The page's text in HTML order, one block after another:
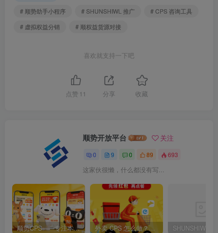
# 顺势助手小程序
# SHUNSHIWL 推广
# CPS 咨询工具
# 虚拟权益分销
# 顺权益货源对接
喜欢就支持一下吧
点赞 11 分享 收藏
顺势开放平台 关注
0 9 0 89 693
这家伙很懒，什么都没有写...
顺势CPS——专注本地生活CPS变现，长期稳定副业项目 外卖 CPS 怎么做？2026 最简单零成本副业，每天半小时躺赚佣金